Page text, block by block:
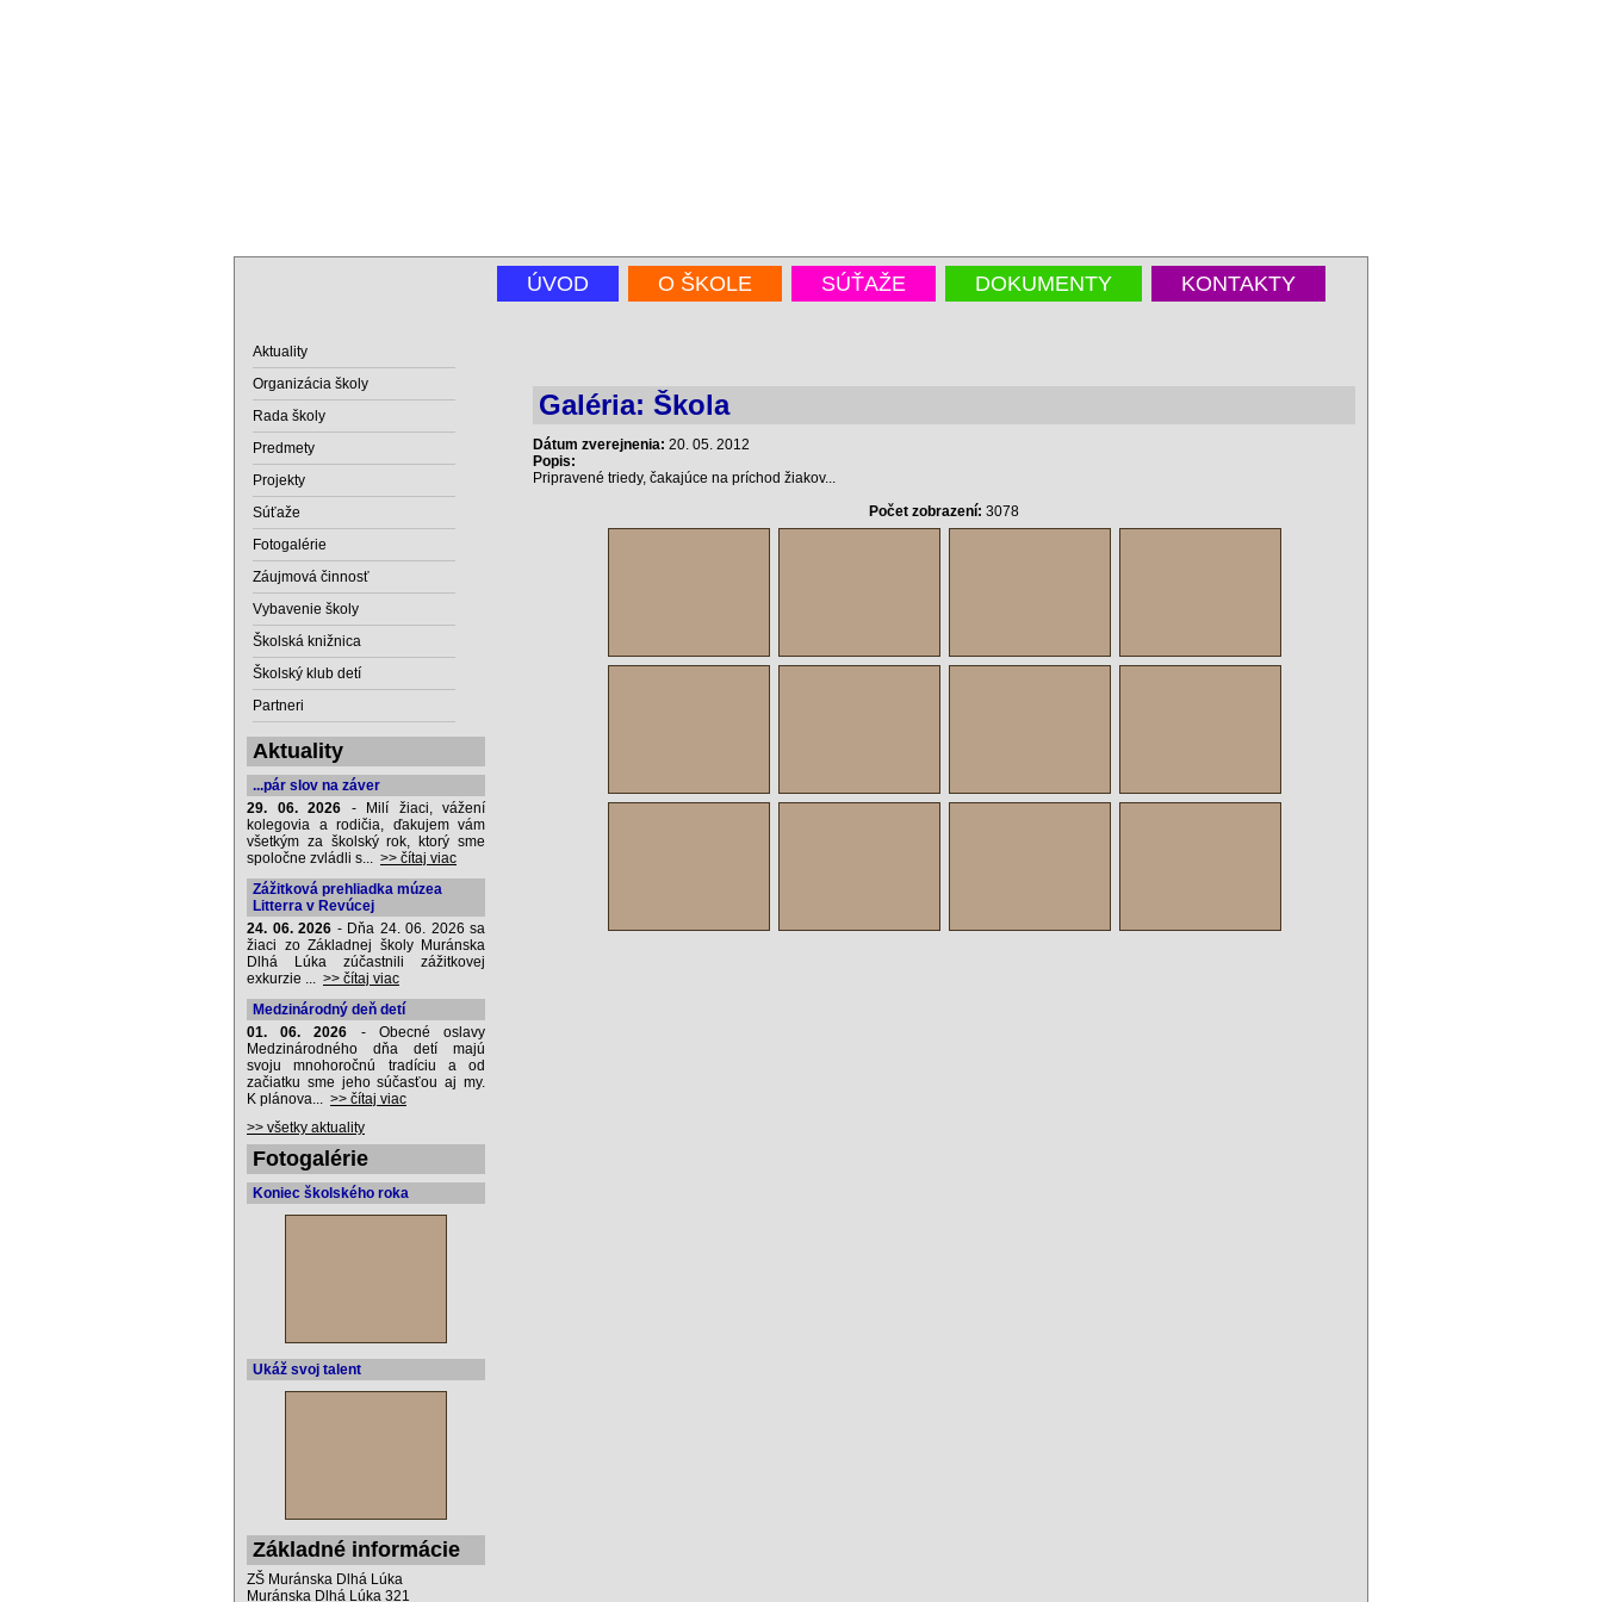
ÚVOD O ŠKOLE SÚŤAŽE DOKUMENTY KONTAKTY
Galéria: Škola
Dátum zverejnenia: 20. 05. 2012
Popis:
Pripravené triedy, čakajúce na príchod žiakov...
Počet zobrazení: 3078
Aktuality
Organizácia školy
Rada školy
Predmety
Projekty
Súťaže
Fotogalérie
Záujmová činnosť
Vybavenie školy
Školská knižnica
Školský klub detí
Partneri
Aktuality
...pár slov na záver
29. 06. 2026 - Milí žiaci, vážení
kolegovia a rodičia, ďakujem vám
všetkým za školský rok, ktorý sme
spoločne zvládli s... >> čítaj viac
Zážitková prehliadka múzea
Litterra v Revúcej
24. 06. 2026 - Dňa 24. 06. 2026 sa
žiaci zo Základnej školy Muránska
Dlhá Lúka zúčastnili zážitkovej
exkurzie ... >> čítaj viac
Medzinárodný deň detí
01. 06. 2026 - Obecné oslavy
Medzinárodného dňa detí majú
svoju mnohoročnú tradíciu a od
začiatku sme jeho súčasťou aj my.
K plánova... >> čítaj viac
>> všetky aktuality
Fotogalérie
Koniec školského roka
Ukáž svoj talent
Základné informácie
ZŠ Muránska Dlhá Lúka
Muránska Dlhá Lúka 321